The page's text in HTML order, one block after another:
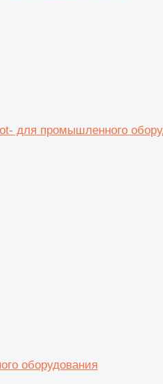
для промышленного
оборудования